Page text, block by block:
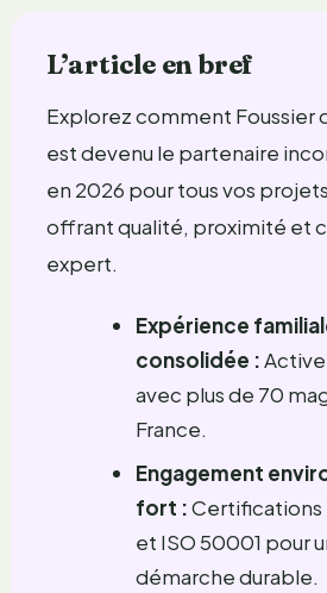
L’article en bref
Explorez comment Foussier
est devenu le partenaire
en 2026 pour tous vos
offrant qualité, proximité et
expert.
Expérience
consolidée :Active
avec plus de 70
France.
Engagement
fort :Certifications
et ISO 50001 pour
démarche durable.